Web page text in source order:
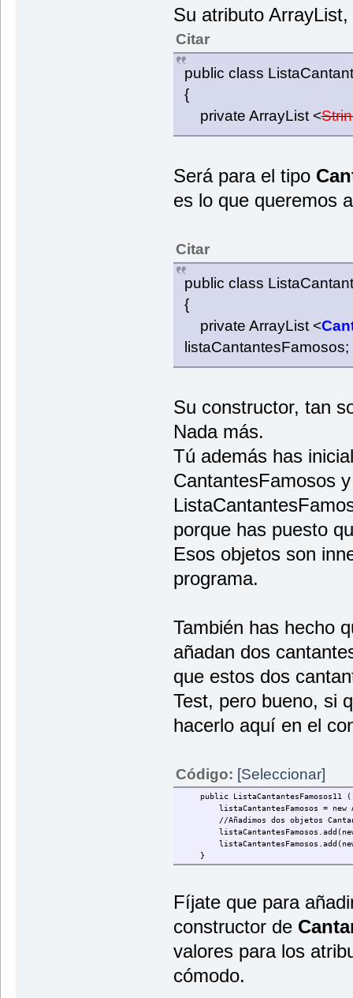
public String
Su atributo
Citar
public class
{
private ArrayList <
Será para el tipo
es lo que queremos
Citar
public class
{
private ArrayList <
listaCantantesFamosos;
Su constructor, tan
Nada más.
Tú además has
CantantesFamosos
porque has puesto
Esos objetos son
programa.
También has hecho
añadan dos
que estos dos
Test, pero bueno, si
hacerlo aquí en el
Código: [Seleccionar]
public ListaCantantesFamosos11
listaCantantesFamosos = new
//Añadimos dos objetos
listaCantantesFamosos.add(new
listaCantantesFamosos.add(new
}
Fíjate que para
constructor de
valores para los
cómodo.